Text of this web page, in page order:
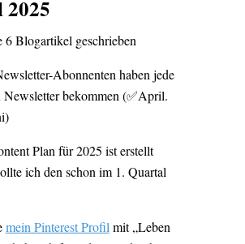
6 Blogartikel geschrieben
Abonnenten haben jede
Newsletter bekommen (✅April.
Plan für 2025 ist erstellt
ich den schon im 1. Quartal
mein Pinterest Profil mit „Leben